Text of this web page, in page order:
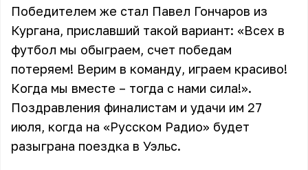
Победителем же стал Павел Гончаров из
Кургана, приславший такой вариант: «Всех в
футбол мы обыграем, счет победам
потеряем! Верим в команду, играем красиво!
Когда мы вместе – тогда с нами сила!».
Поздравления финалистам и удачи им 27
июля, когда на «Русском Радио» будет
разыграна поездка в Уэльс.